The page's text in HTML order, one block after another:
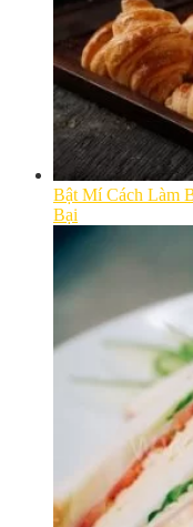
Bật Mí Cách Làm
Bại